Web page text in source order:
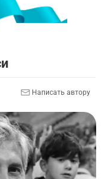
но это не
слуховые
Написать автору